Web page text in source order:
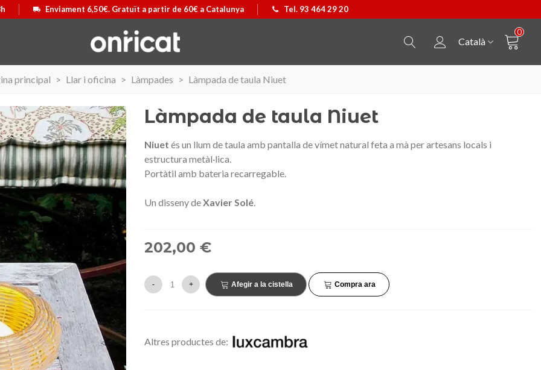
Enviament 6,50€. Gratuït a partir de 60€ a Catalunya Tel. 93 464 29 20
Català
0
principal > Llar i oficina > Làmpades > Làmpada de taula Niuet
Làmpada de taula Niuet
Niuet és un llum de taula amb pantalla de vímet natural feta a mà per artesans locals i
estructura metàl·lica.‎
Portàtil amb bateria recarregable.
Un disseny deXavier Solé.
202,00 €
- + Afegir a la cistella Compra ara
Altres productes de:
II
Maleta Secur Line
159,00 €
NOVETAT
45,90 €
NOVETAT